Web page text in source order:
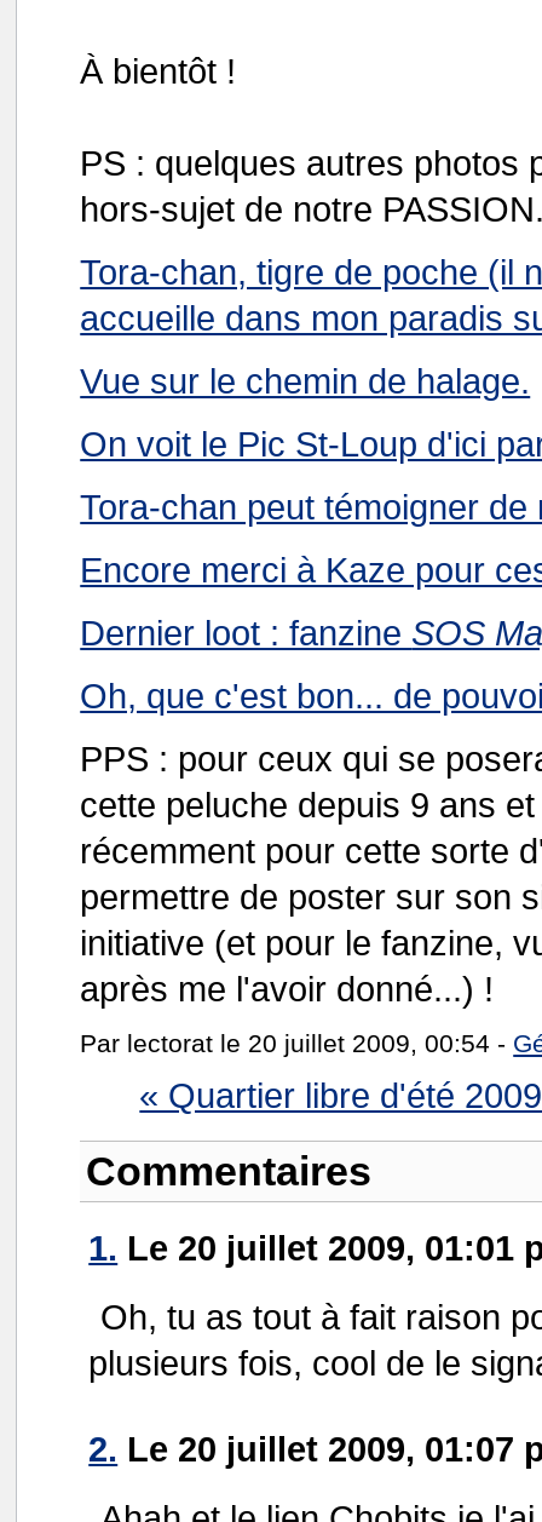
À bientôt !
PS : quelques autres photos
hors-sujet de notre
Tora-chan, tigre de poche (il
accueille dans mon paradis
Vue sur le chemin de halage.
On voit le Pic St-Loup d'ici
Tora-chan peut témoigner
Encore merci à Kaze pour
Dernier loot : fanzine SOS
Oh, que c'est bon... de
PPS : pour ceux qui se
cette peluche depuis 9 ans
récemment pour cette sorte
permettre de poster sur son
initiative (et pour le fanzine,
après me l'avoir donné...) !
Par lectorat le 20 juillet 2009, 00:54 -
« Quartier libre d'été 2009
Commentaires
1. Le 20 juillet 2009, 01:01
Oh, tu as tout à fait raison
plusieurs fois, cool de le
2. Le 20 juillet 2009, 01:07